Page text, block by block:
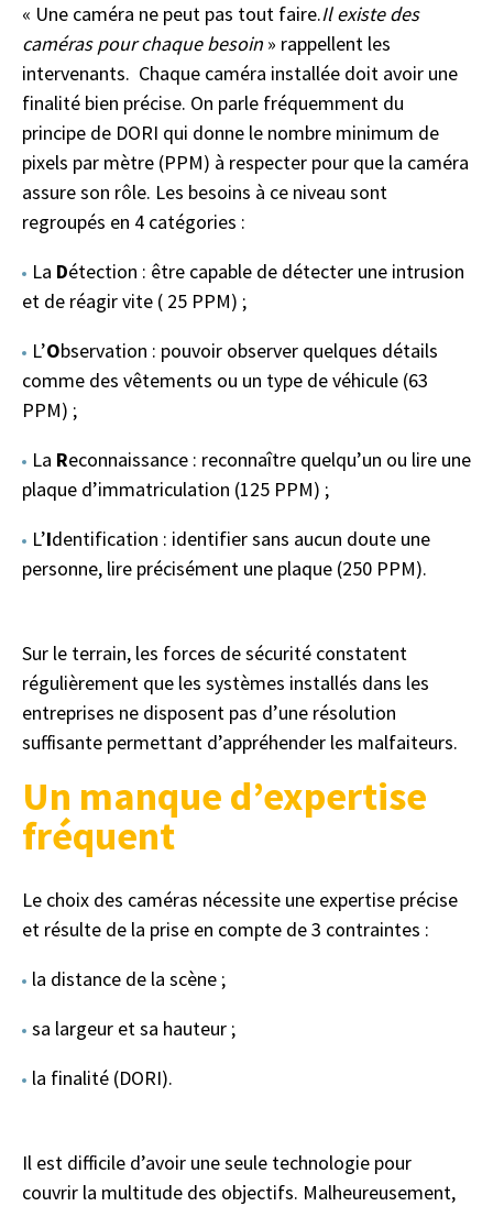
« Une caméra ne peut pas tout faire.Il existe des
caméras pour chaque besoin » rappellent les
intervenants. Chaque caméra installée doit avoir une
finalité bien précise. On parle fréquemment du
principe de DORI qui donne le nombre minimum de
pixels par mètre (PPM) à respecter pour que la caméra
assure son rôle. Les besoins à ce niveau sont
regroupés en 4 catégories :
La Détection : être capable de détecter une intrusion
et de réagir vite ( 25 PPM) ;
L’Observation : pouvoir observer quelques détails
comme des vêtements ou un type de véhicule (63
PPM) ;
La Reconnaissance : reconnaître quelqu’un ou lire une
plaque d’immatriculation (125 PPM) ;
L’Identification : identifier sans aucun doute une
personne, lire précisément une plaque (250 PPM).
Sur le terrain, les forces de sécurité constatent
régulièrement que les systèmes installés dans les
entreprises ne disposent pas d’une résolution
suffisante permettant d’appréhender les malfaiteurs.
Un manque d’expertise
fréquent
Le choix des caméras nécessite une expertise précise
et résulte de la prise en compte de 3 contraintes :
la distance de la scène ;
sa largeur et sa hauteur ;
la finalité (DORI).
Il est difficile d’avoir une seule technologie pour
couvrir la multitude des objectifs. Malheureusement,